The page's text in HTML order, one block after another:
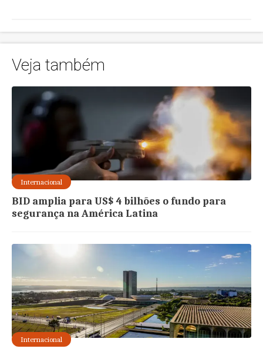
Veja também
Internacional
BID amplia para US$ 4 bilhões o fundo para
segurança na América Latina
Internacional